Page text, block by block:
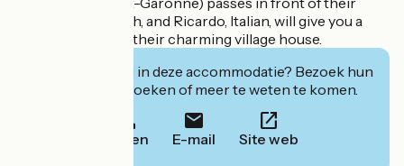
house. Lisa, English, and Ricardo, Italian, will give you a
warm welcome in their charming village house.
Geïnteresseerd in deze accommodatie? Bezoek hun
website om te boeken of meer te weten te komen.
Bellen E-mail Site web